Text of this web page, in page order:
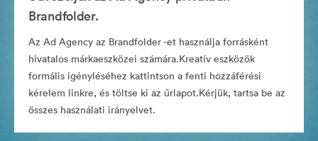
Brandfolder.
Az Ad Agency az Brandfolder -et használja forrásként
hivatalos márkaeszközei számára.Kreatív eszközök
formális igényléséhez kattintson a fenti hozzáférési
kérelem linkre, és töltse ki az űrlapot.Kérjük, tartsa be az
összes használati irányelvet.